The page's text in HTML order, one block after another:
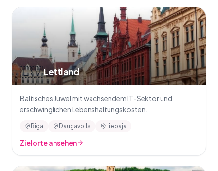
🇱🇻Lettland
Baltisches Juwel mit wachsendem IT-Sektor und
erschwinglichen Lebenshaltungskosten.
Riga Daugavpils Liepāja
Zielorte ansehen